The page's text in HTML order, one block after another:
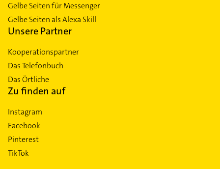
Gelbe Seiten für Messenger
Gelbe Seiten als Alexa Skill
Unsere Partner
Kooperationspartner
Das Telefonbuch
Das Örtliche
Zu finden auf
Instagram
Facebook
Pinterest
TikTok